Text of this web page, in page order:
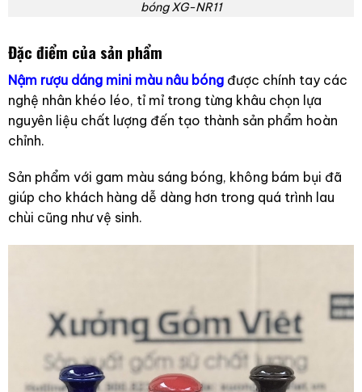
bóng XG-NR11
Đặc điểm của sản phẩm
Nậm rượu dáng mini màu nâu bóngđược chính tay các
nghệ nhân khéo léo, tỉ mỉ trong từng khâu chọn lựa
nguyên liệu chất lượng đến tạo thành sản phẩm hoàn
chỉnh.
Sản phẩm với gam màu sáng bóng, không bám bụi đã
giúp cho khách hàng dễ dàng hơn trong quá trình lau
chùi cũng như vệ sinh.